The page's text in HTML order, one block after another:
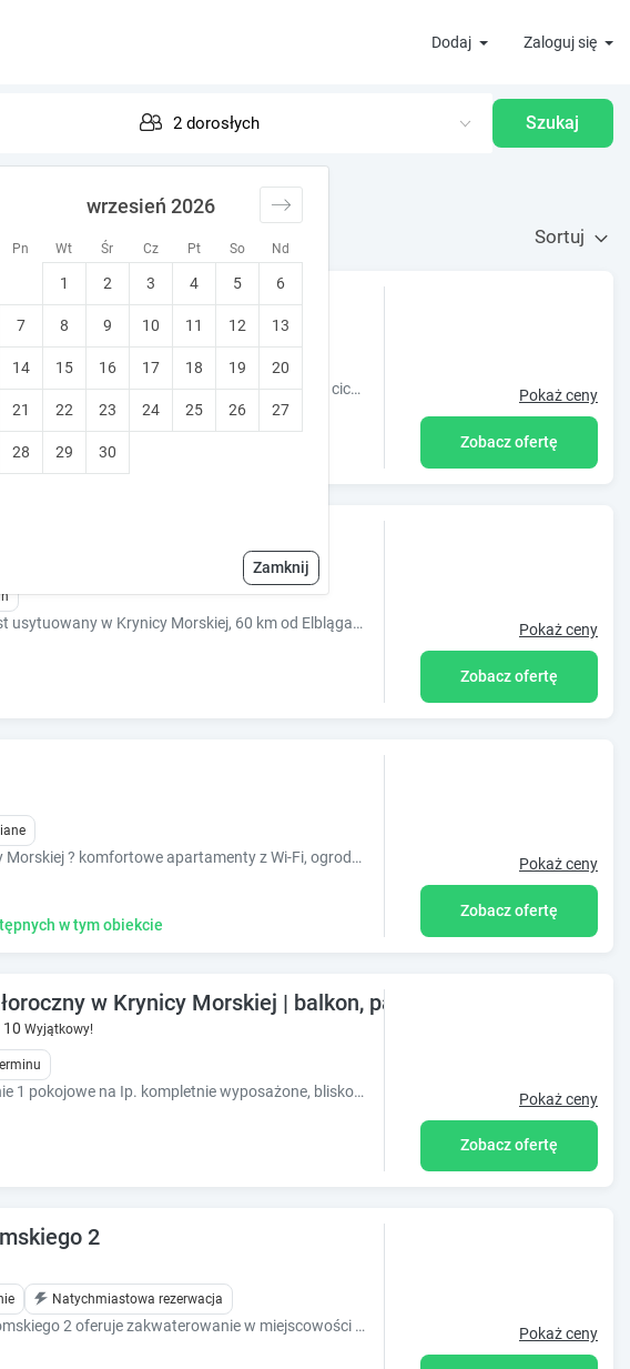
Dodaj Zaloguj się
Pn Wt Śr Cz Pt So Nd
wrzesień 2026
1 2 3 4 5 6
7 8 9 10 11 12 13
14 15 16 17 18 19 20
21 22 23 24 25 26 27
28 29 30
Zamknij
Szukaj
Sortuj
zmiana terminu
Hotel Krynica leży bezpośrednio nad Zalewem Wiślanym. To spokojne ciche miejsce stworzone do rodzinnego wypoczynku , posiadamy kryty basen.. Pokaż ceny
Zobacz ofertę
Obiekt Villa Amelia jest usytuowany w Krynicy Morskiej, 60 km od Elbląga. Obiekt zapewnia sprzęt do grillowania i widok na jezioro. Na miejscu dost? Pokaż ceny
Zobacz ofertę
Willa Letnia w Krynicy Morskiej ? komfortowe apartamenty z Wi-Fi, ogrodem i parkingiem. Blisko plaży i centrum miasta.
w tym obiekcie
Pokaż ceny
Zobacz ofertę
w Krynicy Morskiej | balkon, parking
10 Wyjątkowy!
Całoroczne mieszkanie 1 pokojowe na Ip. kompletnie wyposażone, blisko morza. Pokaż ceny
Zobacz ofertę
2
Natychmiastowa rezerwacja
Obiekt HoliApart Żeromskiego 2 oferuje zakwaterowanie w miejscowości Krynica Morska. 500 m do plaży. Pokaż ceny